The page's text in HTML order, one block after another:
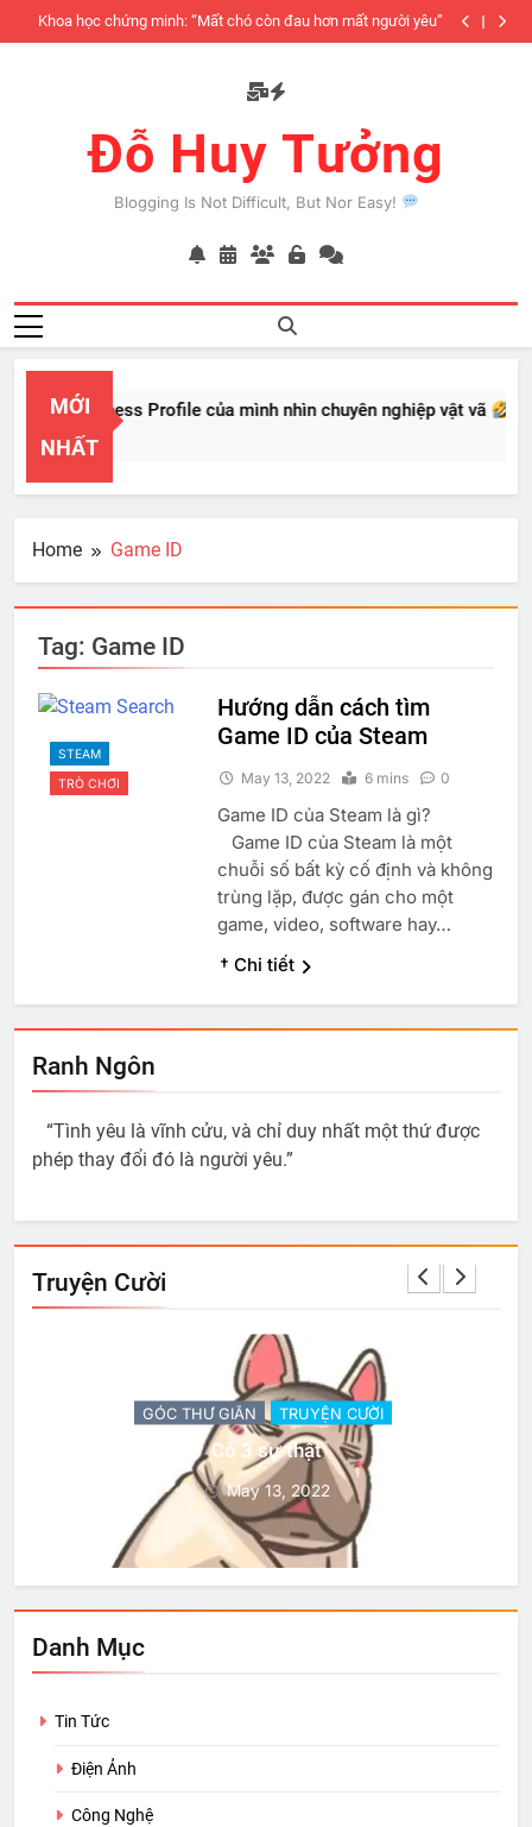
to
Khoa học chứng minh: “Mất chó còn đau hơn mất người yêu”
Đỗ Huy Tưởng
Blogging Is Not Difficult, But Nor Easy!
MỚI
NHẤT
PayPal Business Profile của mình nhìn chuyên nghiệp vật vã
Feb 22, 2026
Home Game ID
Ranh Ngôn
“Tình yêu là vĩnh cửu, và chỉ duy nhất một thứ được
phép thay đổi đó là người yêu.”
Truyện Cười
GÓC THƯ GIÃN TRUYỆN CƯỜI
Có 3 sự thật
May 13, 2022
Danh Mục
Tin Tức
Điện Ảnh
Công Nghệ
Tag: Game ID
STEAM
TRÒ CHƠI
Hướng dẫn cách tìm
Game ID của Steam
May 13, 2022 6 mins 0
Game ID của Steam là gì?
Game ID của Steam là một
chuỗi số bất kỳ cố định và không
trùng lặp, được gán cho một
game, video, software hay…
† Chi tiết